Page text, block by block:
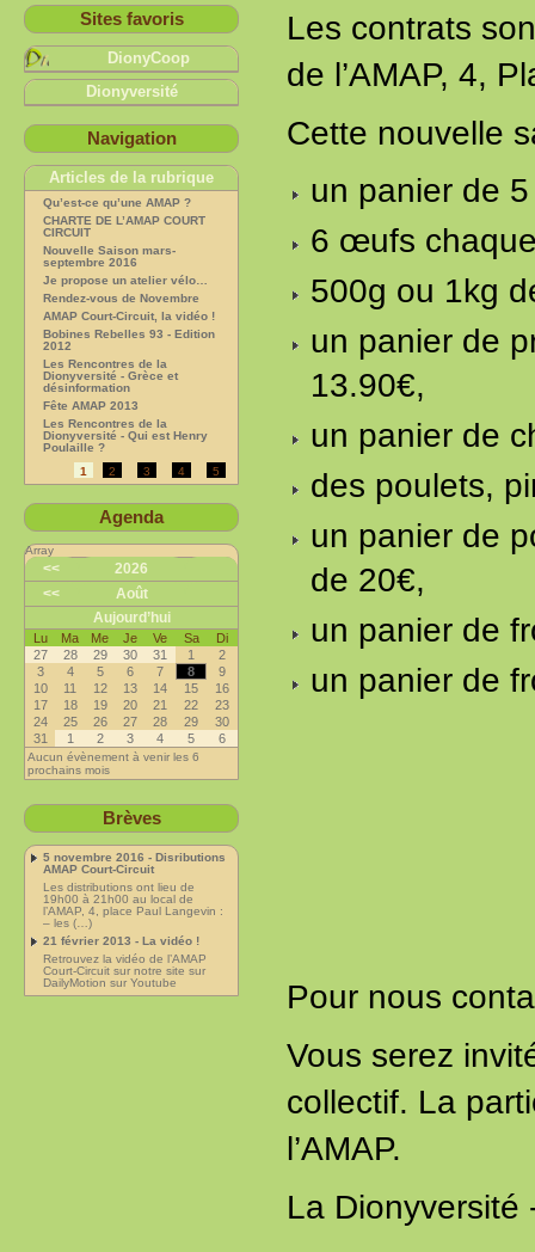
Les contrats
de l’AMAP, 4,
Cette nouvelle
un panier de
6 œufs
500g ou 1kg
un panier de
13.90€,
un panier de
des poulets,
un panier de
de 20€,
un panier de
un panier de
Pour nous
Vous serez
collectif. La
l’AMAP.
La Dionyversité
Sites favoris
DionyCoop
Dionyversité
Navigation
Articles de la rubrique
Qu’est-ce qu’une AMAP ?
CHARTE DE L’AMAP COURT
CIRCUIT
Nouvelle Saison mars-
septembre 2016
Je propose un atelier vélo…
Rendez-vous de Novembre
AMAP Court-Circuit, la vidéo !
Bobines Rebelles 93 - Edition
2012
Les Rencontres de la
Dionyversité - Grèce et
désinformation
Fête AMAP 2013
Les Rencontres de la
Dionyversité - Qui est Henry
Poulaille ?
1
2 3 4 5
Agenda
Array
<<
2026
<<
Août
Aujourd’hui
Lu Ma Me Je Ve Sa
Di
27
28 29 30 31 1
2
3
4 5 6 7 8
9
10
11 12 13 14 15
16
17
18 19 20 21 22
23
24
25 26 27 28 29
30
31
1 2 3 4 5 6
Aucun évènement à venir les 6
prochains mois
Brèves
5 novembre 2016 - Disributions
AMAP Court-Circuit
Les distributions ont lieu de
19h00 à 21h00 au local de
l’AMAP, 4, place Paul Langevin :
– les (…)
21 février 2013 - La vidéo !
Retrouvez la vidéo de l’AMAP
Court-Circuit sur notre site sur
DailyMotion sur Youtube